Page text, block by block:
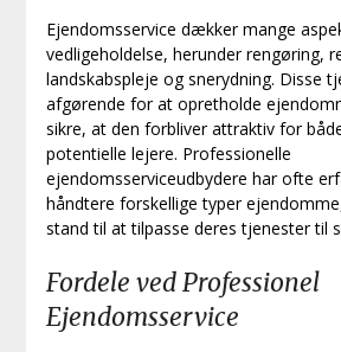
Ejendomsservice dækker mange
vedligeholdelse, herunder rengøring,
landskabspleje og snerydning. Disse
afgørende for at opretholde
sikre, at den forbliver attraktiv for
potentielle lejere. Professionelle
ejendomsserviceudbydere har ofte
håndtere forskellige typer
stand til at tilpasse deres tjenester til
Fordele ved Professionel
Ejendomsservice